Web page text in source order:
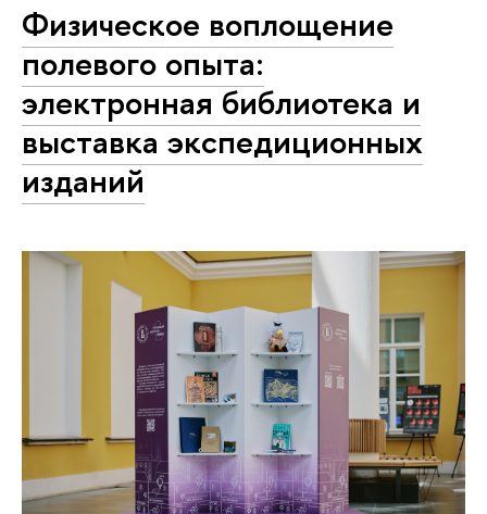
Физическое воплощение
полевого опыта:
электронная библиотека и
выставка экспедиционных
изданий